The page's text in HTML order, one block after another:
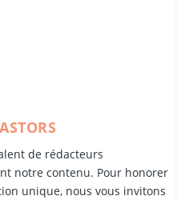
de rédacteurs
notre contenu. Pour honorer
unique, nous vous invitons